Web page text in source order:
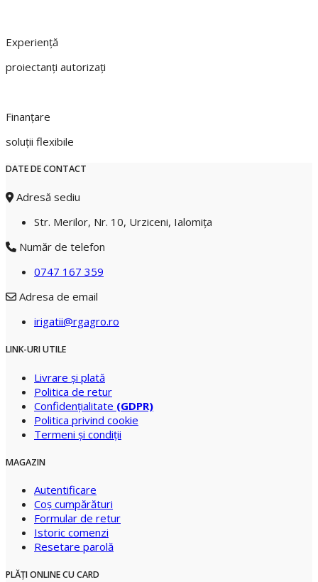
Experienţă
proiectanți autorizați
Finanțare
soluții flexibile
DATE DE CONTACT
Adresă sediu
Str. Merilor, Nr. 10, Urziceni, Ialomiţa
Număr de telefon
0747 167 359
Adresa de email
irigatii@rgagro.ro
LINK-URI UTILE
Livrare şi plată
Politica de retur
Confidenţialitate (GDPR)
Politica privind cookie
Termeni şi condiţii
MAGAZIN
Autentificare
Coş cumpărături
Formular de retur
Istoric comenzi
Resetare parolă
PLĂŢI ONLINE CU CARD